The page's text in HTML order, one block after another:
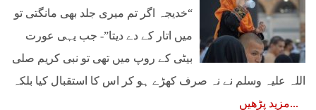
“خدیجہ اگر تم میری جلد بھی مانگتی تو
میں اتار کے دے دیتا”- جب یہی عورت
بیٹی کے روپ میں تھی تو نبی کریم صلی
اللہ علیہ وسلم نے نہ صرف کھڑے ہو کر اس کا استقبال کیا بلکہ
مزید پڑھیں